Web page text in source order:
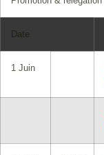
Date
1 Juin